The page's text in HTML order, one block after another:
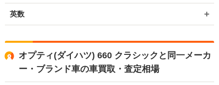
英数
オプティ(ダイハツ) 660 クラシックと同一メーカ
ー・ブランド車の車買取・査定相場